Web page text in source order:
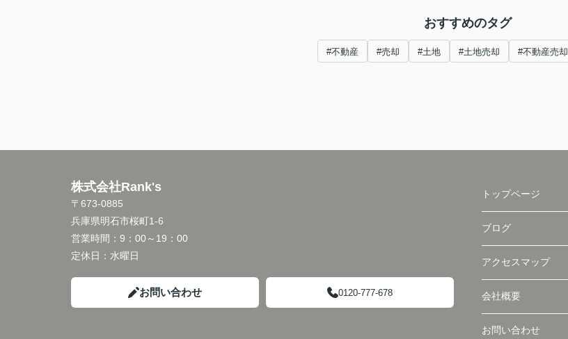
おすすめのタグ
#不動産 #売却 #土地 #土地売却 #不動産売却
株式会社Rank's
〒673-0885
兵庫県明石市桜町1-6
営業時間： 9：00～19：00
定休日： 水曜日
お問い合わせ 0120-777-678
トップページ
ブログ
アクセスマップ
会社概要
お問い合わせ